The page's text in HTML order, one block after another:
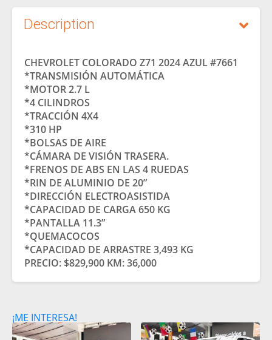
Description
CHEVROLET COLORADO Z71 2024 AZUL #7661
*TRANSMISIÓN AUTOMÁTICA
*MOTOR 2.7 L
*4 CILINDROS
*TRACCIÓN 4X4
*310 HP
*BOLSAS DE AIRE
*CÁMARA DE VISIÓN TRASERA.
*FRENOS DE ABS EN LAS 4 RUEDAS
*RIN DE ALUMINIO DE 20”
*DIRECCIÓN ELECTROASISTIDA
*CAPACIDAD DE CARGA 650 KG
*PANTALLA 11.3”
*QUEMACOCOS
*CAPACIDAD DE ARRASTRE 3,493 KG
PRECIO: $829,900 KM: 36,000
¡ME INTERESA!